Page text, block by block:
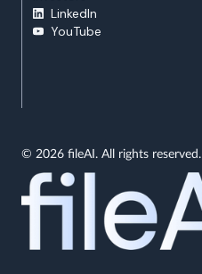
LinkedIn
YouTube
© 2026 fileAI. All rights reserved.